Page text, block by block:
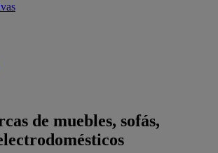
de muebles, sofás,